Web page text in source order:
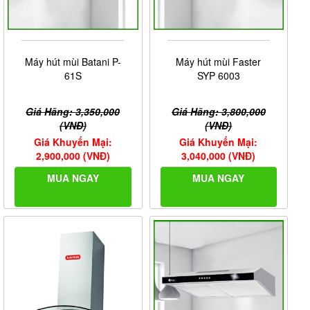
Máy hút mùi Batani P-
61S
Giá Hãng: 3,350,000
(VNĐ)
Giá Khuyến Mại:
2,900,000 (VNĐ)
MUA NGAY
Máy hút mùi Faster
SYP 6003
Giá Hãng: 3,800,000
(VNĐ)
Giá Khuyến Mại:
3,040,000 (VNĐ)
MUA NGAY